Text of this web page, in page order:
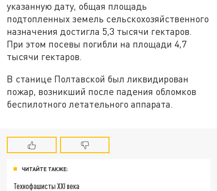
указанную дату, общая площадь
подтопленных земель сельскохозяйственного
назначения достигла 5,3 тысячи гектаров.
При этом посевы погибли на площади 4,7
тысячи гектаров.
В станице Полтавской был ликвидирован
пожар, возникший после падения обломков
беспилотного летательного аппарата.
ЧИТАЙТЕ ТАКЖЕ:
Технофашисты XXI века